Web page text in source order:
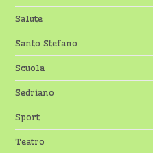
Salute
Santo Stefano
Scuola
Sedriano
Sport
Teatro